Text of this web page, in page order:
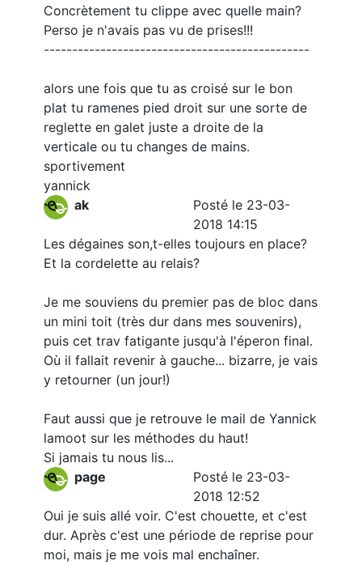
Concrètement tu clippe avec quelle main?
Perso je n'avais pas vu de prises!!!
-----------------------------------------------
alors une fois que tu as croisé sur le bon
plat tu ramenes pied droit sur une sorte de
reglette en galet juste a droite de la
verticale ou tu changes de mains.
sportivement
yannick
ak
Posté le 23-03-
2018 14:15
Les dégaines son,t-elles toujours en place?
Et la cordelette au relais?
Je me souviens du premier pas de bloc dans
un mini toit (très dur dans mes souvenirs),
puis cet trav fatigante jusqu'à l'éperon final.
Où il fallait revenir à gauche... bizarre, je vais
y retourner (un jour!)
Faut aussi que je retrouve le mail de Yannick
lamoot sur les méthodes du haut!
Si jamais tu nous lis...
page
Posté le 23-03-
2018 12:52
Oui je suis allé voir. C'est chouette, et c'est
dur. Après c'est une période de reprise pour
moi, mais je me vois mal enchaîner.